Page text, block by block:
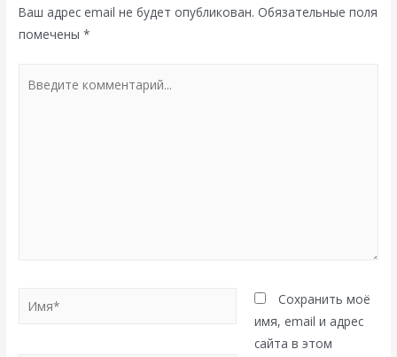
Ваш адрес email не будет опубликован. Обязательные поля
помечены*
комментарий...
Сохранить моё
имя, email и адрес
сайта в этом